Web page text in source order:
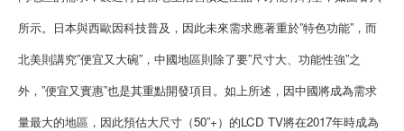
所示。日本與西歐因科技普及，因此未來需求應著重於”特色功能”，而
北美則講究”便宜又大碗”，中國地區則除了要”尺寸大、功能性強”之
外，”便宜又實惠”也是其重點開發項目。如上所述，因中國將成為需求
量最大的地區，因此預估大尺寸（50”+）的LCD TV將在2017年時成為